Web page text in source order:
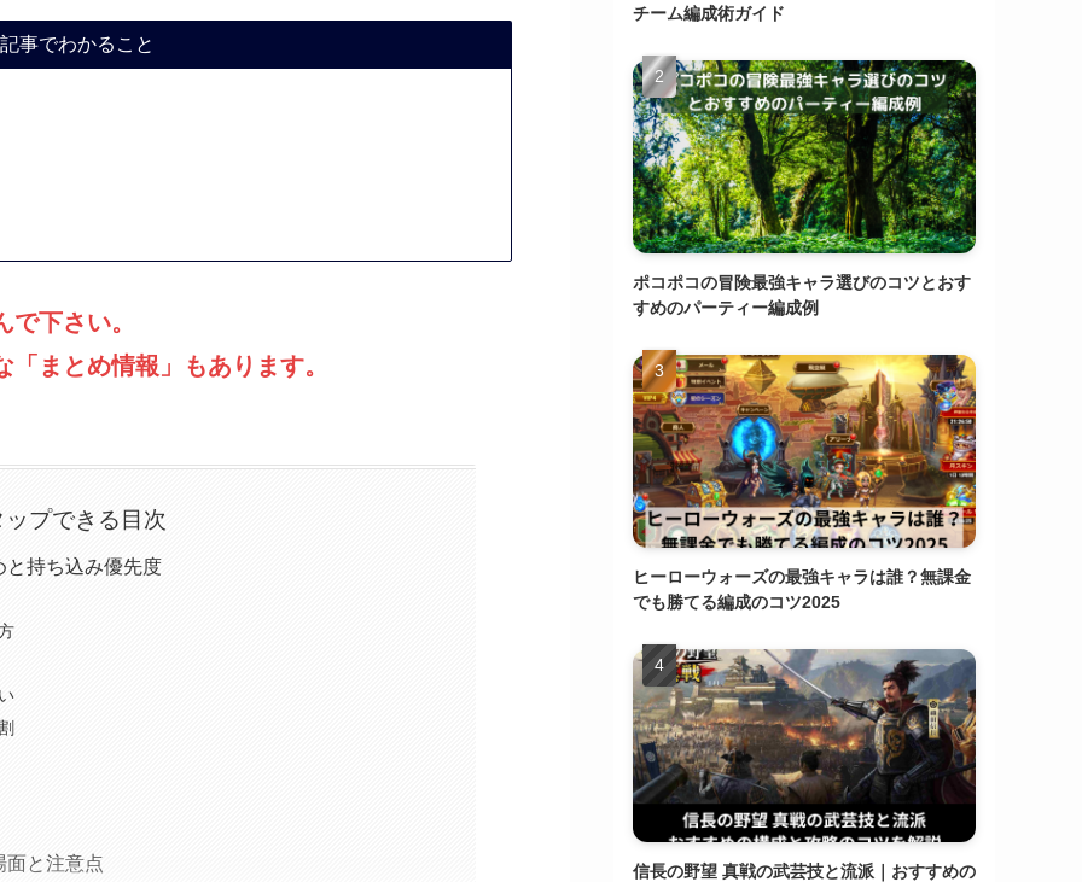
事でわかること
下さい。
まとめ情報」もあります。
ップできる目次
と持ち込み優先度
面と注意点
チーム編成術ガイド
ポコポコの冒険最強キャラ選びのコツとおす
すめのパーティー編成例
ヒーローウォーズの最強キャラは誰？無課金
でも勝てる編成のコツ2025
信長の野望 真戦の武芸技と流派｜おすすめの